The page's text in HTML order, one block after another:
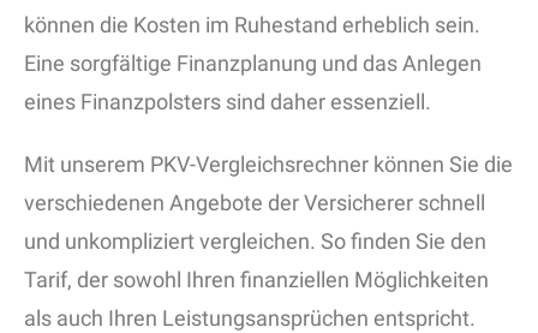
können die Kosten im Ruhestand erheblich sein.
Eine sorgfältige Finanzplanung und das Anlegen
eines Finanzpolsters sind daher essenziell.
Mit unserem PKV-Vergleichsrechner können Sie die
verschiedenen Angebote der Versicherer schnell
und unkompliziert vergleichen. So finden Sie den
Tarif, der sowohl Ihren finanziellen Möglichkeiten
als auch Ihren Leistungsansprüchen entspricht.